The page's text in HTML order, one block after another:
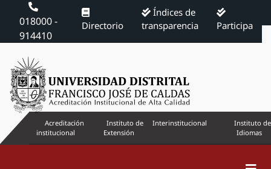
018000 -
914410
Directorio
Índices de
transparencia
Participa
Acreditación
institucional
Instituto de
Extensión
Interinstitucional
Instituto de
Idiomas